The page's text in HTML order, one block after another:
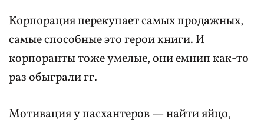
Корпорация перекупает самых продажных,
самые способные это герои книги. И
корпоранты тоже умелые, они емнип как-то
раз обыграли гг.
Мотивация у пасхантеров — найти яйцо,